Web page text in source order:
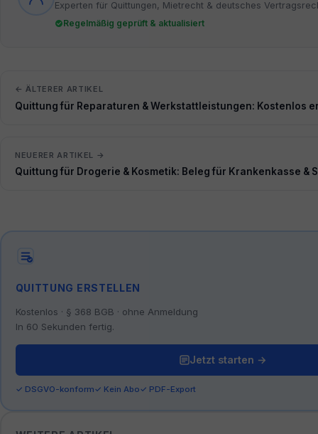
Experten für Quittungen, Mietrecht & deutsches
Regelmäßig geprüft & aktualisiert
← ÄLTERER ARTIKEL
Quittung für Reparaturen & Werkstattleistungen: Kostenlos
NEUERER ARTIKEL →
Quittung für Drogerie & Kosmetik: Beleg für Krankenkasse &
QUITTUNG ERSTELLEN
Kostenlos · § 368 BGB · ohne Anmeldung
In 60 Sekunden fertig.
Jetzt starten →
✓ DSGVO-konform✓ Kein Abo✓ PDF-Export